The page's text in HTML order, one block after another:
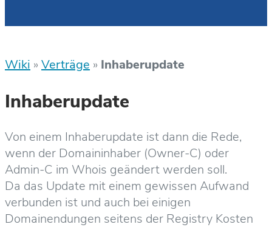
Wiki » Verträge » Inhaberupdate
Inhaberupdate
Von einem Inhaberupdate ist dann die Rede,
wenn der Domaininhaber (Owner-C) oder
Admin-C im Whois geändert werden soll.
Da das Update mit einem gewissen Aufwand
verbunden ist und auch bei einigen
Domainendungen seitens der Registry Kosten